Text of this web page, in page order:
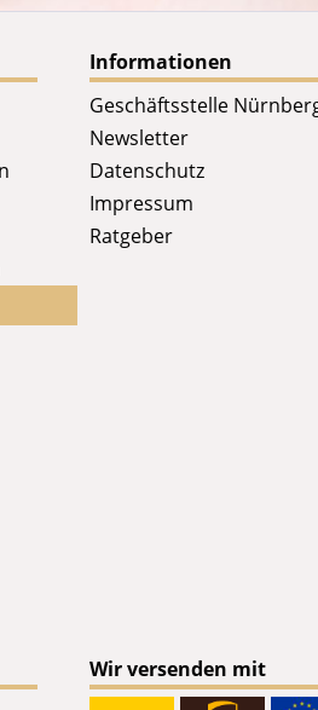
Informationen
Geschäftsstelle
Newsletter
Datenschutz
Impressum
Ratgeber
Wir versenden mit